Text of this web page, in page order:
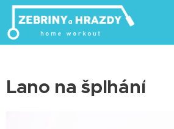
Lano na šplhání